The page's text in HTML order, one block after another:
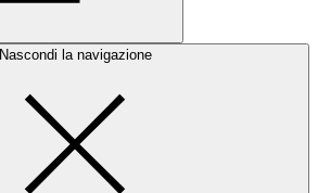
Nascondi la navigazione